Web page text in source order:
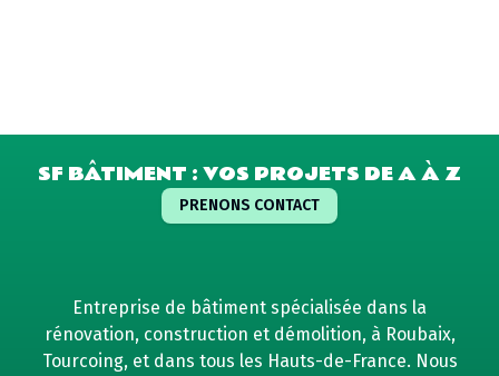
SF BÂTIMENT : VOS PROJETS DE A À Z
PRENONS CONTACT
Entreprise de bâtiment spécialisée dans la
rénovation, construction et démolition, à Roubaix,
Tourcoing, et dans tous les Hauts-de-France. Nous